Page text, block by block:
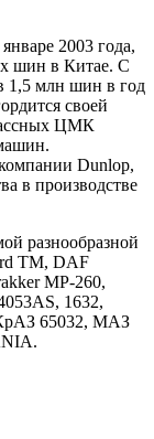
2003 года,
шин в Китае. С
1,5 млн шин в год
своей
ЦМК
Dunlop,
в производстве
разнообразной
TM, DAF
MP-260,
1632,
65032, МАЗ